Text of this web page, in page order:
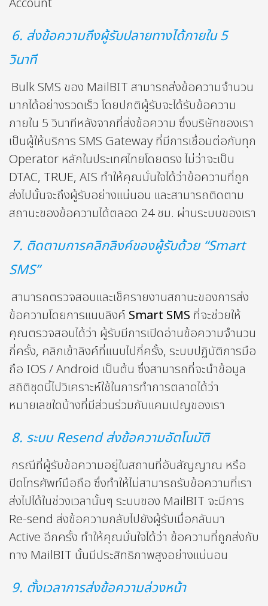
Account
6. ส่งข้อความถึงผู้รับปลายทางได้ภายใน 5
วินาที
Bulk SMS ของ MailBIT สามารถส่งข้อความจำนวน
มากได้อย่างรวดเร็ว โดยปกติผู้รับจะได้รับข้อความ
ภายใน 5 วินาทีหลังจากที่ส่งข้อความ ซึ่งบริษัทของเรา
เป็นผู้ให้บริการ SMS Gateway ที่มีการเชื่อมต่อกับทุก
Operator หลักในประเทศไทยโดยตรง ไม่ว่าจะเป็น
DTAC, TRUE, AIS ทำให้คุณมั่นใจได้ว่าข้อความที่ถูก
ส่งไปนั้นจะถึงผู้รับอย่างแน่นอน และสามารถติดตาม
สถานะของข้อความได้ตลอด 24 ชม. ผ่านระบบของเรา
7. ติดตามการคลิกลิงค์ของผู้รับด้วย “Smart
SMS”
สามารถตรวจสอบและเช็ครายงานสถานะของการส่ง
ข้อความโดยการแนบลิงค์ Smart SMS ที่จะช่วยให้
คุณตรวจสอบได้ว่า ผู้รับมีการเปิดอ่านข้อความจำนวน
กี่ครั้ง, คลิกเข้าลิงค์ที่แนบไปกี่ครั้ง, ระบบปฏิบัติการมือ
ถือ IOS / Android เป็นต้น ซึ่งสามารถที่จะนำข้อมูล
สถิติชุดนี้ไปวิเคราะห์ใช้ในการทำการตลาดได้ว่า
หมายเลขใดบ้างที่มีส่วนร่วมกับแคมเปญของเรา
8. ระบบ Resend ส่งข้อความอัตโนมัติ
กรณีที่ผู้รับข้อความอยู่ในสถานที่อับสัญญาณ หรือ
ปิดโทรศัพท์มือถือ ซึ่งทำให้ไม่สามารถรับข้อความที่เรา
ส่งไปได้ในช่วงเวลานั้นๆ ระบบของ MailBIT จะมีการ
Re-send ส่งข้อความกลับไปยังผู้รับเมื่อกลับมา
Active อีกครั้ง ทำให้คุณมั่นใจได้ว่า ข้อความที่ถูกส่งกับ
ทาง MailBIT นั้นมีประสิทธิภาพสูงอย่างแน่นอน
9. ตั้งเวลาการส่งข้อความล่วงหน้า